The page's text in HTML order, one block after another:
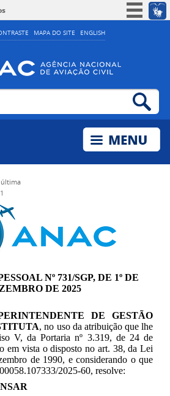
MAPA DO SITE ENGLISH
Simplifique!
Acesso à informação
Legislação
última
Nº 731/SGP, DE 1º DE
DE 2025
DE GESTÃO
, no uso da atribuição que lhe
V, da Portaria nº 3.319, de 24 de
em vista o disposto no art. 38, da Lei
de 1990, e considerando o que
2025-60, resolve: